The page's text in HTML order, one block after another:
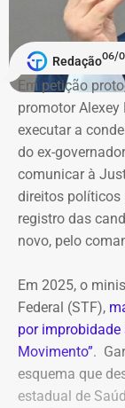
Redação06/
Em petição
promotor
executar a
do ex-
comunicar à
direitos políticos
registro das
novo, pelo
Em 2025, o
Federal (STF),
por improbidade
Movimento”.
esquema que
estadual de